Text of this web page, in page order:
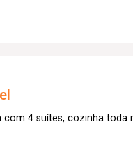
com 4 suítes, cozinha toda